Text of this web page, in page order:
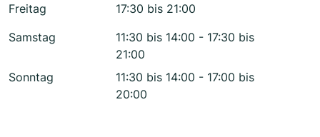
Freitag
17:30 bis 21:00
Samstag
11:30 bis 14:00 - 17:30 bis
21:00
Sonntag
11:30 bis 14:00 - 17:00 bis
20:00